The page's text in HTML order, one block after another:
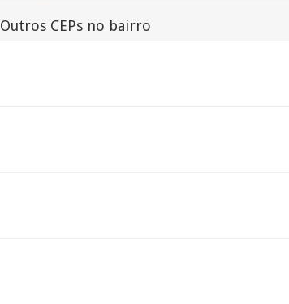
Outros CEPs no bairro